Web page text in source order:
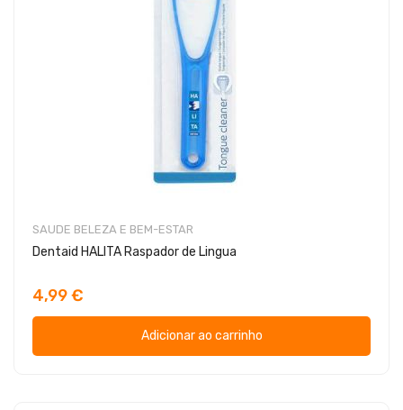
SAUDE BELEZA E BEM-ESTAR
Dentaid HALITA Raspador de Lingua
4,99 €
Adicionar ao carrinho